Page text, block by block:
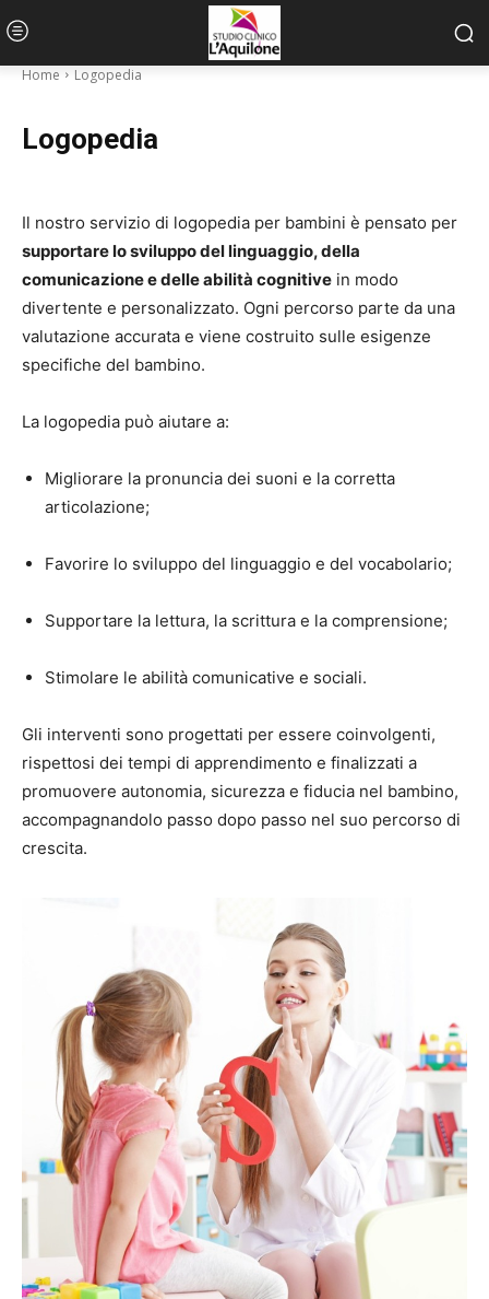
Home Logopedia
Logopedia
Il nostro servizio di logopedia per bambini è pensato per
supportare lo sviluppo del linguaggio, della
comunicazione e delle abilità cognitive in modo
divertente e personalizzato. Ogni percorso parte da una
valutazione accurata e viene costruito sulle esigenze
specifiche del bambino.
La logopedia può aiutare a:
Migliorare la pronuncia dei suoni e la corretta
articolazione;
Favorire lo sviluppo del linguaggio e del vocabolario;
Supportare la lettura, la scrittura e la comprensione;
Stimolare le abilità comunicative e sociali.
Gli interventi sono progettati per essere coinvolgenti,
rispettosi dei tempi di apprendimento e finalizzati a
promuovere autonomia, sicurezza e fiducia nel bambino,
accompagnandolo passo dopo passo nel suo percorso di
crescita.